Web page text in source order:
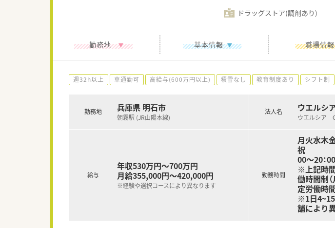
ドラッグストア(調剤あり)
勤務地 基本情報 職場情報
週32h以上 車通勤可 高給与(600万円以上) 積雪なし 教育制度あり シフト制
勤務地 兵庫県 明石市
朝霧駅 (JR山陽本線)
給与
年収530万円～700万円
月給355,000円～420,000円
※経験や選択コースにより異なります
法人名 ウエルシ
ウエルシア
勤務時間
月火水木
祝 9：
00～20：00
※上記時
働時間制
定労働時
※1日4~15
舗により